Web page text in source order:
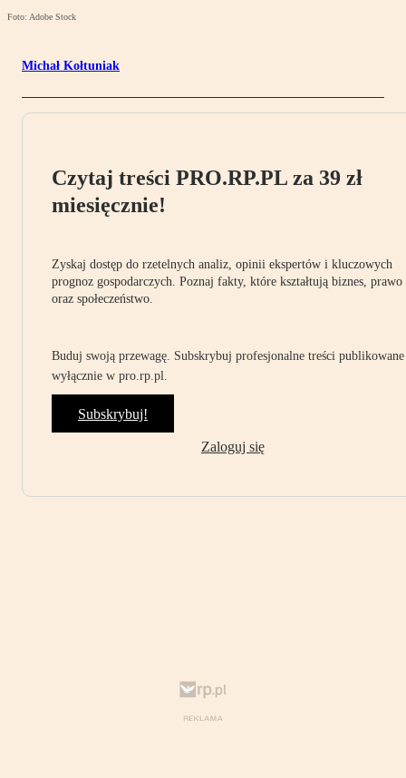
Foto: Adobe Stock
Michał Kołtuniak
Czytaj treści PRO.RP.PL za 39 zł
miesięcznie!
Zyskaj dostęp do rzetelnych analiz, opinii ekspertów i kluczowych
prognoz gospodarczych. Poznaj fakty, które kształtują biznes, prawo
oraz społeczeństwo.
Buduj swoją przewagę. Subskrybuj profesjonalne treści publikowane
wyłącznie w pro.rp.pl.
Subskrybuj!
Zaloguj się